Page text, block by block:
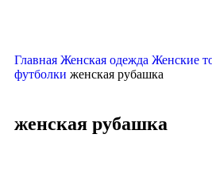
Главная Женская одежда Женские
футболки женская рубашка
женская рубашка